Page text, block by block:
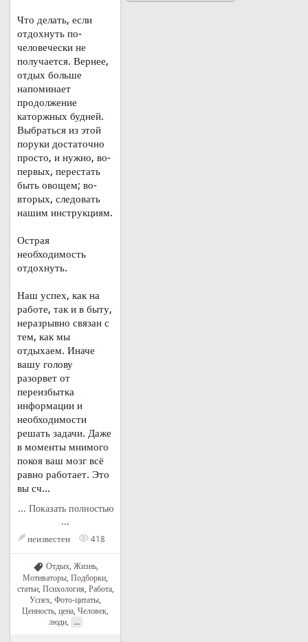
Что делать, если
отдохнуть по-
человечески не
получается. Вернее,
отдых больше
напоминает
продолжение
каторжных будней.
Выбраться из этой
поруки достаточно
просто, и нужно, во-
первых, перестать
быть овощем; во-
вторых, следовать
нашим инструкциям.
Острая
необходимость
отдохнуть.
Наш успех, как на
работе, так и в быту,
неразрывно связан с
тем, как мы
отдыхаем. Иначе
вашу голову
разорвет от
переизбытка
информации и
необходимости
решать задачи. Даже
в моменты мнимого
покоя ваш мозг всё
равно работает. Это
вы сч...
... Показать полностью
...
неизвестен 418
Отдых, Жизнь,
Мотиваторы, Подборки,
статьи, Психология, Работа,
Успех, Фото-цитаты,
Ценность, цена, Человек,
люди, ...